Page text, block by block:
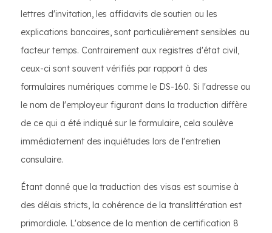
lettres d'invitation, les affidavits de soutien ou les
explications bancaires, sont particulièrement sensibles au
facteur temps. Contrairement aux registres d'état civil,
ceux-ci sont souvent vérifiés par rapport à des
formulaires numériques comme le DS-160. Si l'adresse ou
le nom de l'employeur figurant dans la traduction diffère
de ce qui a été indiqué sur le formulaire, cela soulève
immédiatement des inquiétudes lors de l'entretien
consulaire.
Étant donné que la traduction des visas est soumise à
des délais stricts, la cohérence de la translittération est
primordiale. L'absence de la mention de certification 8